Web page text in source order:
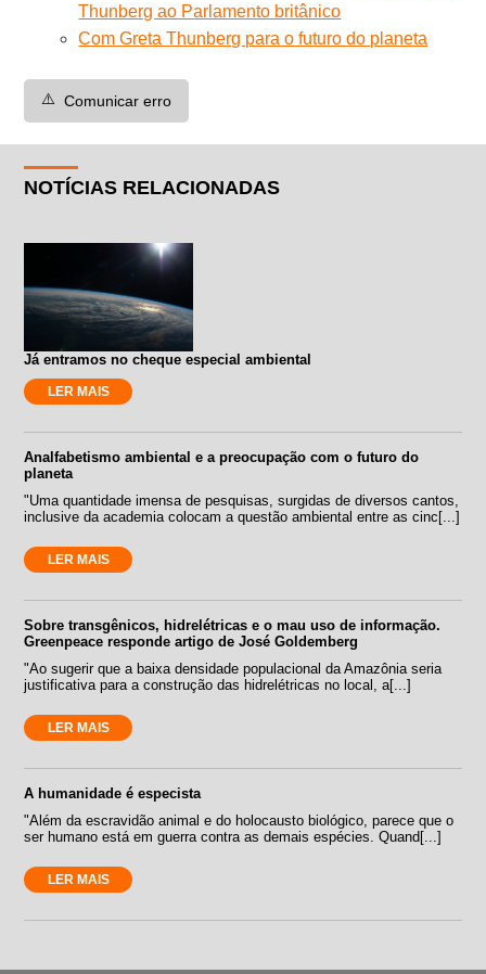
Thunberg ao Parlamento britânico
Com Greta Thunberg para o futuro do planeta
⚠️ Comunicar erro
NOTÍCIAS RELACIONADAS
Já entramos no cheque especial ambiental
LER MAIS
Analfabetismo ambiental e a preocupação com o futuro do
planeta
"Uma quantidade imensa de pesquisas, surgidas de diversos cantos,
inclusive da academia colocam a questão ambiental entre as cinc[...]
LER MAIS
Sobre transgênicos, hidrelétricas e o mau uso de informação.
Greenpeace responde artigo de José Goldemberg
"Ao sugerir que a baixa densidade populacional da Amazônia seria
justificativa para a construção das hidrelétricas no local, a[...]
LER MAIS
A humanidade é especista
"Além da escravidão animal e do holocausto biológico, parece que o
ser humano está em guerra contra as demais espécies. Quand[...]
LER MAIS